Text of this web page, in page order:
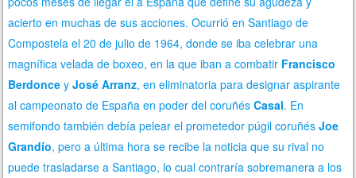
acierto en muchas de sus acciones. Ocurrió en Santiago de
Compostela el 20 de julio de 1964, donde se iba celebrar una
magnífica velada de boxeo, en la que iban a combatir Francisco
Berdonce yJosé Arranz, en eliminatoria para designar aspirante
al campeonato de España en poder del coruñésCasal. En
semifondo también debía pelear el prometedor púgil coruñésJoe
Grandío, pero a última hora se recibe la noticia que su rival no
puede trasladarse a Santiago, lo cual contraría sobremanera a los